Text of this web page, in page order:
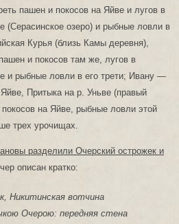
пашен и покосов на Яйве и лугов в
(Серасинское озеро) и рыбные ловли в
Курья (близь Камы деревня),
и покосов там же, лугов в
и рыбные ловли в его трети; Ивану —
Притыка на р. Уньве (правый
на Яйве, рыбные ловли этой
трех урочищах.
разделили Очерский острожек и
описан кратко:
Никитинская вотчина
Очерою: передняя стена